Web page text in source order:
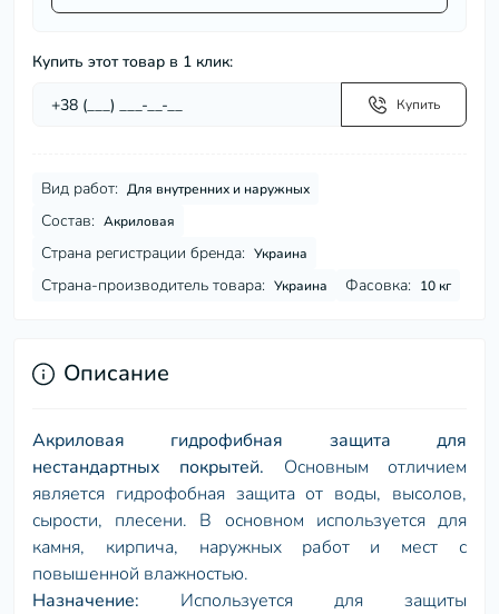
Купить этот товар в 1 клик:
Купить
Вид работ: Для внутренних и наружных
Состав: Акриловая
Страна регистрации бренда: Украина
Страна-производитель товара: Украина Фасовка: 10 кг
Описание
Акриловая гидрофибная защита для
нестандартных покрытей. Основным отличием
является гидрофобная защита от воды, высолов,
сырости, плесени. В основном используется для
камня, кирпича, наружных работ и мест с
повышенной влажностью.
Назначение: Используется для защиты